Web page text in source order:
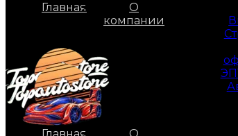
Главная
О
компании